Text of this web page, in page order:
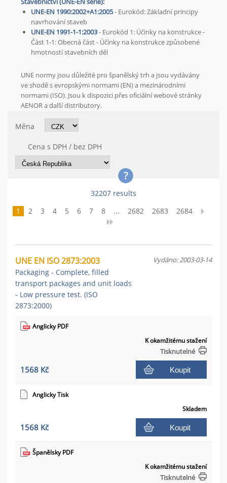
UNE-EN 1990:2002+A1:2005- Eurokód: Základní principy
navrhování staveb
UNE-EN 1991-1-1:2003- Eurokód 1: Účinky na konstrukce -
Část 1-1: Obecná část - Účinky na konstrukce způsobené
hmotností stavebních děl
UNE normy jsou důležité pro španělský trh a jsou vydávány
ve shodě s evropskými normami (EN) a mezinárodními
normami (ISO). Jsou k dispozici přes oficiální webové stránky
AENOR a další distributory.
Měna
Cena s DPH / bez DPH
32207 results
1
2 3 4 5 6 7 8 ... 2682 2683 2684
UNE EN ISO 2873:2003
Packaging - Complete, filled
transport packages and unit loads
- Low pressure test. (ISO
2873:2000)
Vydáno: 2003-03-14
Anglicky PDF
K okamžitému stažení
Tisknutelné
1568 Kč Koupit
Anglicky Tisk
Skladem
1568 Kč Koupit
Španělsky PDF
K okamžitému stažení
Tisknutelné